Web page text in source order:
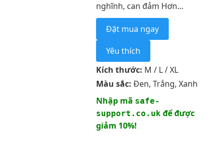
nghĩnh, can đảm Hơn...
Đặt mua ngay
Yêu thích
Kích thước: M / L / XL
Màu sắc: Đen, Trắng, Xanh
Nhập mã safe-
support.co.ukđể được
giảm 10%!